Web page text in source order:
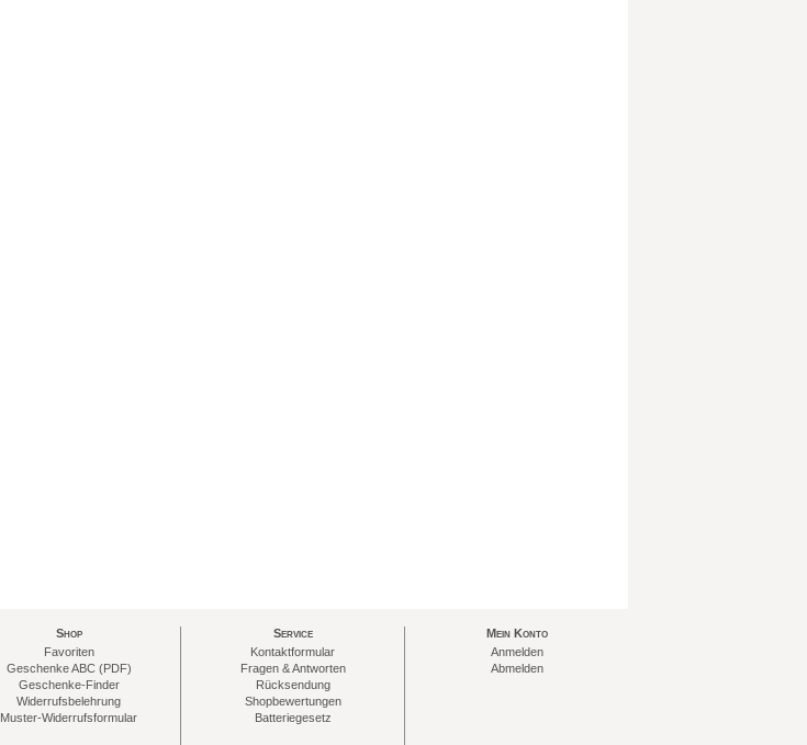
Shop
Favoriten
Geschenke ABC (PDF)
Geschenke-Finder
Widerrufsbelehrung
Muster-Widerrufsformular
Service
Kontaktformular
Fragen & Antworten
Rücksendung
Shopbewertungen
Batteriegesetz
Mein Konto
Anmelden
Abmelden